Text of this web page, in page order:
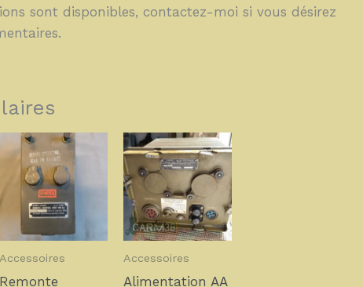
sont disponibles, contactez-moi si vous désirez
Accessoires
Remonte
Accessoires
Alimentation AA